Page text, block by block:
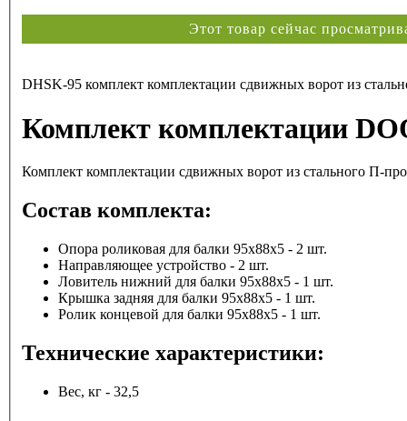
Этот товар сейчас
DHSK-95 комплект комплектации сдвижных ворот из
Комплект комплектации
Комплект комплектации сдвижных ворот из стального П-
Состав комплекта:
Опора роликовая для балки 95х88х5 - 2 шт.
Направляющее устройство - 2 шт.
Ловитель нижний для балки 95х88х5 - 1 шт.
Крышка задняя для балки 95х88х5 - 1 шт.
Ролик концевой для балки 95х88х5 - 1 шт.
Технические характеристики:
Вес, кг - 32,5